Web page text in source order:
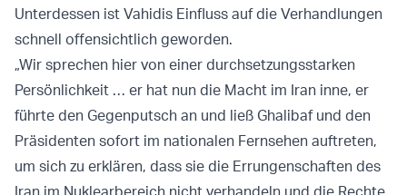
Unterdessen ist Vahidis Einfluss auf die Verhandlungen
schnell offensichtlich geworden.
„Wir sprechen hier von einer durchsetzungsstarken
Persönlichkeit … er hat nun die Macht im Iran inne, er
führte den Gegenputsch an und ließ Ghalibaf und den
Präsidenten sofort im nationalen Fernsehen auftreten,
um sich zu erklären, dass sie die Errungenschaften des